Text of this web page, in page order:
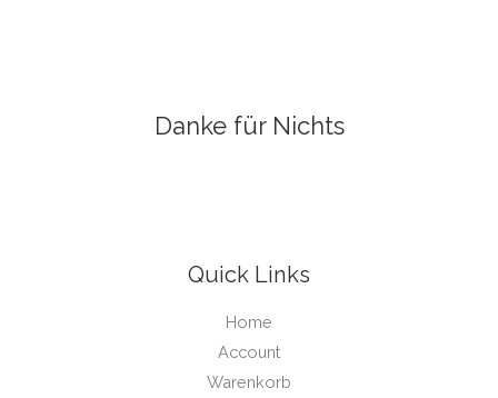
Danke für Nichts
Quick Links
Home
Account
Warenkorb